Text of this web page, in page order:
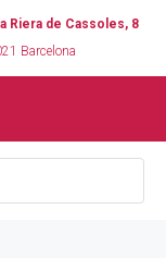
Riera de Cassoles, 8
Barcelona